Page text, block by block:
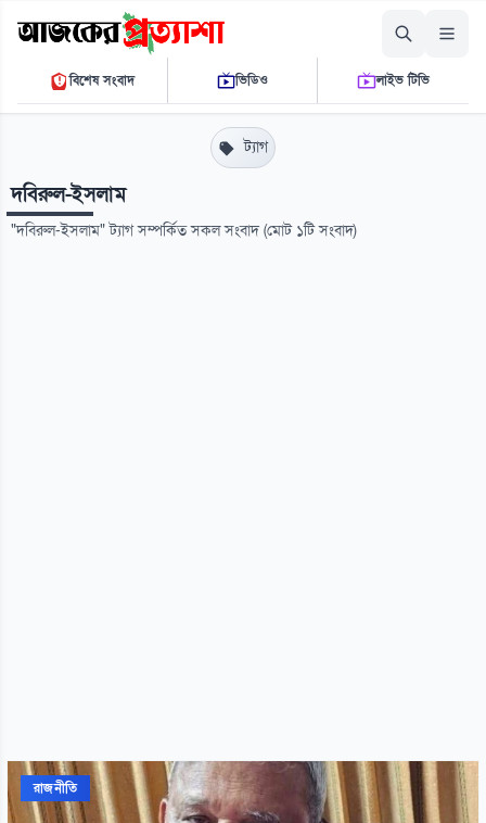
শুক্রবার, ০৭ আগস্ট ২০২৬
০৮ ৫৭ ৫৯ পি.এম.THE DAILY AJKER PROTTASHA
বিশেষ সংবাদ ভিডিও লাইভ টিভি
ট্যাগ
দবিরুল-ইসলাম
"দবিরুল-ইসলাম" ট্যাগ সম্পর্কিত সকল সংবাদ (মোট ১টি সংবাদ)
রাজনীতি